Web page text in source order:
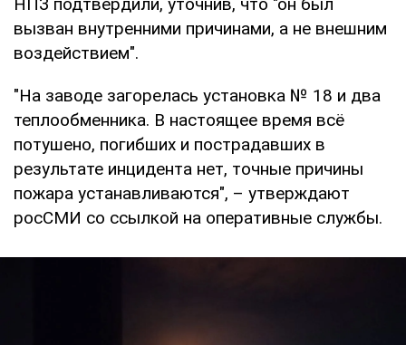
вызван внутренними причинами, а не внешним
воздействием".
"На заводе загорелась установка № 18 и два
теплообменника. В настоящее время всё
потушено, погибших и пострадавших в
результате инцидента нет, точные причины
пожара устанавливаются", – утверждают
росСМИ со ссылкой на оперативные службы.